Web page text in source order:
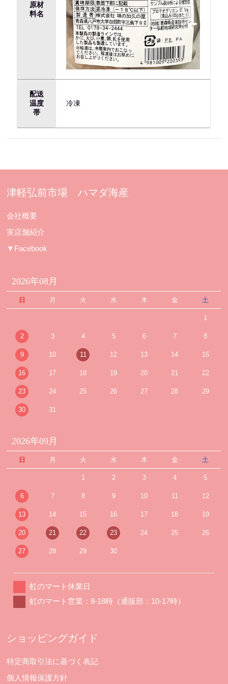
原材
料名
配送
温度
帯
冷凍
津軽弘前市場 ハマダ海産
会社概要
実店舗紹介
▼Facebook
2026年08月
日 月 火 水 木 金 土
1
2 3 4 5 6 7 8
9 10 11 12 13 14 15
16 17 18 19 20 21 22
23 24 25 26 27 28 29
30 31
2026年09月
日 月 火 水 木 金 土
1 2 3 4 5
6 7 8 9 10 11 12
13 14 15 16 17 18 19
20 21 22 23 24 25 26
27 28 29 30
虹のマート休業日
虹のマート営業：8-18時（通販部：10-17時）
ショッピングガイド
特定商取引法に基づく表記
個人情報保護方針